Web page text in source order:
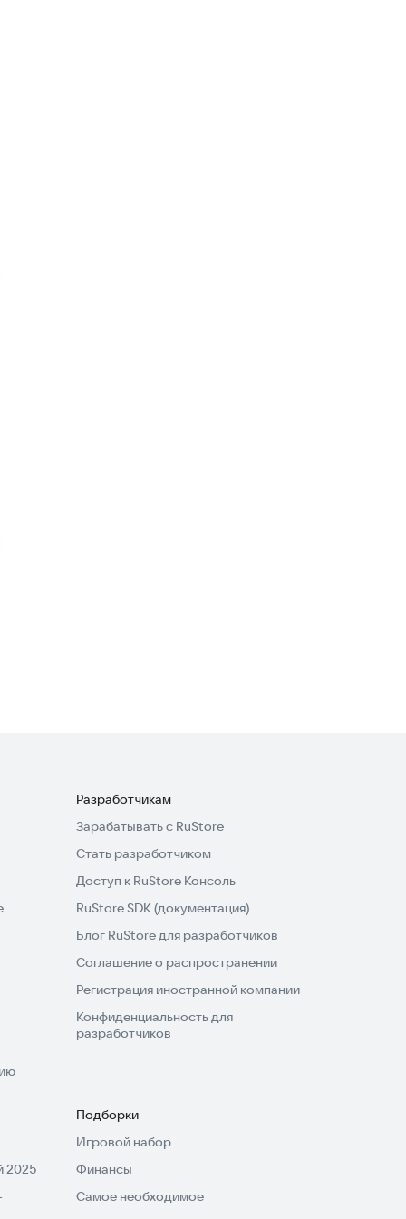
Разработчикам
Зарабатывать с RuStore
Стать разработчиком
Доступ к RuStore Консоль
RuStore SDK (документация)
Блог RuStore для разработчиков
Соглашение о распространении
Регистрация иностранной компании
Конфиденциальность для
разработчиков
2025
Подборки
Игровой набор
Финансы
Самое необходимое